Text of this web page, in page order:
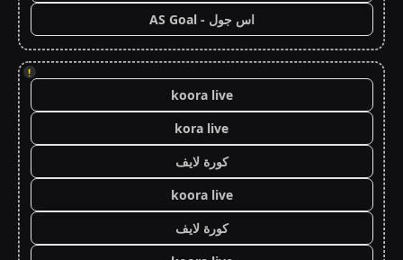
اس جول - AS Goal
!
koora live
kora live
كورة لايف
koora live
كورة لايف